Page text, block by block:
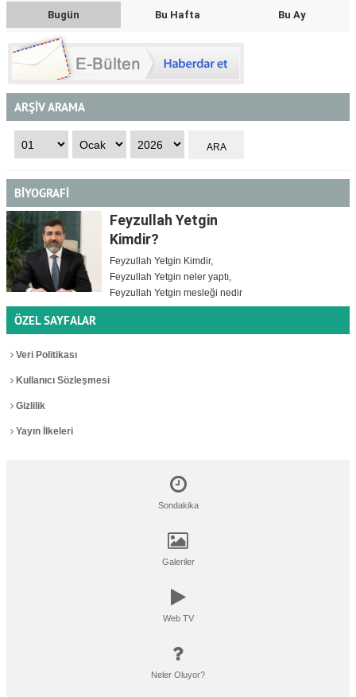
Bugün Bu Hafta Bu Ay
ARŞİV ARAMA
BİYOGRAFİ
Feyzullah Yetgin
Kimdir?
Feyzullah Yetgin Kimdir,
Feyzullah Yetgin neler yaptı,
Feyzullah Yetgin mesleği nedir
ÖZEL SAYFALAR
Veri Politikası
Kullanıcı Sözleşmesi
Gizlilik
Yayın İlkeleri
Sondakika
Galeriler
Web TV
Neler Oluyor?